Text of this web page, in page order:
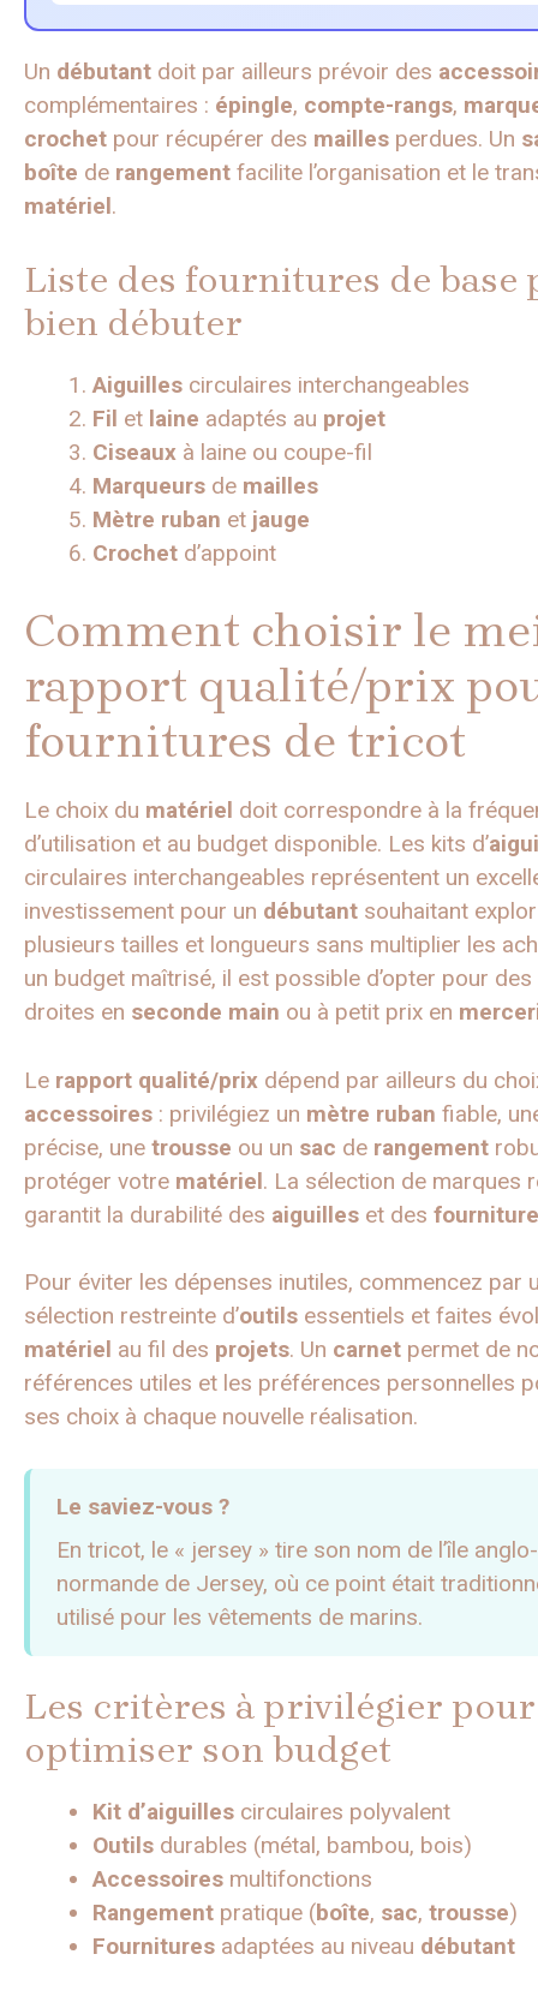
Un débutant doit par ailleurs prévoir des
complémentaires : épingle, compte-rangs,
crochet pour récupérer des mailles perdues. Un
boîte de rangement facilite l’organisation et le
matériel.
Liste des fournitures de base
bien débuter
Aiguilles circulaires interchangeables
Fil et laine adaptés au projet
Ciseaux à laine ou coupe-fil
Marqueurs de mailles
Mètre ruban et jauge
Crochet d’appoint
Comment choisir le
rapport qualité/prix
fournitures de tricot
Le choix du matériel doit correspondre à la
d’utilisation et au budget disponible. Les kits d’
circulaires interchangeables représentent un
investissement pour un débutant souhaitant
plusieurs tailles et longueurs sans multiplier les
un budget maîtrisé, il est possible d’opter pour des
droites en seconde main ou à petit prix en
Le rapport qualité/prix dépend par ailleurs du
accessoires : privilégiez un mètre ruban fiable,
précise, une trousse ou un sac de rangement
protéger votre matériel. La sélection de marques
garantit la durabilité des aiguilles et des
Pour éviter les dépenses inutiles, commencez par
sélection restreinte d’outils essentiels et faites
matériel au fil des projets. Un carnet permet de
références utiles et les préférences personnelles
ses choix à chaque nouvelle réalisation.
Le saviez-vous ?
En tricot, le « jersey » tire son nom de l’île anglo-
normande de Jersey, où ce point était
utilisé pour les vêtements de marins.
Les critères à privilégier pour
optimiser son budget
Kit d’aiguilles circulaires polyvalent
Outils durables (métal, bambou, bois)
Accessoires multifonctions
Rangement pratique (boîte, sac, trousse)
Fournitures adaptées au niveau débutant